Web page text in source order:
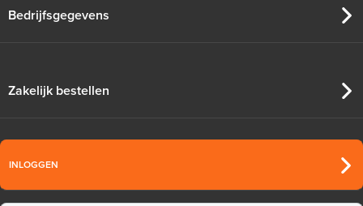
Bedrijfsgegevens
Zakelijk bestellen
INLOGGEN